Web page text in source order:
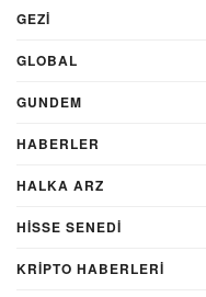
GEZI
GLOBAL
GUNDEM
HABERLER
HALKA ARZ
HİSSE SENEDİ
KRIPTO HABERLERI